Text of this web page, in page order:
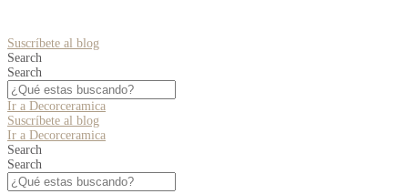
Suscríbete al blog
Search
Search
Ir a Decorceramica
Suscríbete al blog
Ir a Decorceramica
Search
Search